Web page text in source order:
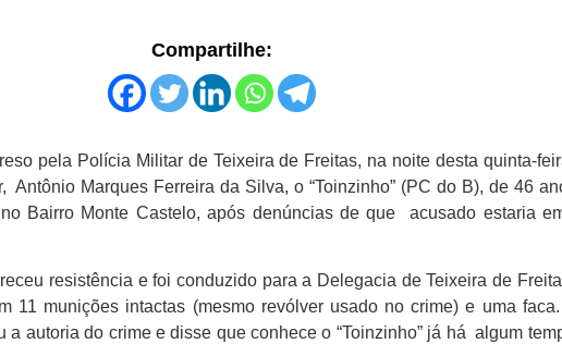
Compartilhe:
pela Polícia Militar de Teixeira de Freitas, na noite desta quinta-
Antônio Marques Ferreira da Silva, o “Toinzinho” (PC do B), de 46
Bairro Monte Castelo, após denúncias de que acusado estaria
resistência e foi conduzido para a Delegacia de Teixeira de
11 munições intactas (mesmo revólver usado no crime) e uma
autoria do crime e disse que conhece o “Toinzinho” já há algum